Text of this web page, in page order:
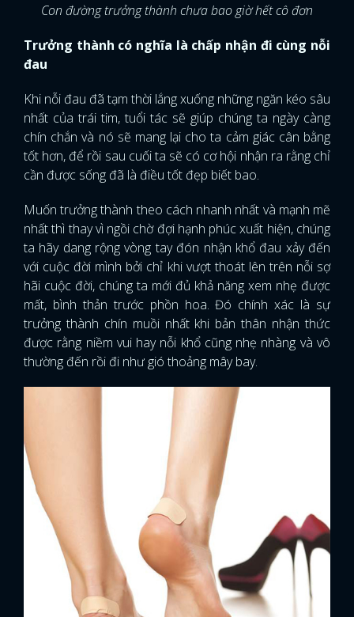
Con đường trưởng thành chưa bao giờ hết cô đơn
Trưởng thành có nghĩa là chấp nhận đi cùng nỗi
đau
Khi nỗi đau đã tạm thời lắng xuống những ngăn kéo sâu
nhất của trái tim, tuổi tác sẽ giúp chúng ta ngày càng
chín chắn và nó sẽ mang lại cho ta cảm giác cân bằng
tốt hơn, để rồi sau cuối ta sẽ có cơ hội nhận ra rằng chỉ
cần được sống đã là điều tốt đẹp biết bao.
Muốn trưởng thành theo cách nhanh nhất và mạnh mẽ
nhất thì thay vì ngồi chờ đợi hạnh phúc xuất hiện, chúng
ta hãy dang rộng vòng tay đón nhận khổ đau xảy đến
với cuộc đời mình bởi chỉ khi vượt thoát lên trên nỗi sợ
hãi cuộc đời, chúng ta mới đủ khả năng xem nhẹ được
mất, bình thản trước phồn hoa. Đó chính xác là sự
trưởng thành chín muồi nhất khi bản thân nhận thức
được rằng niềm vui hay nỗi khổ cũng nhẹ nhàng và vô
thường đến rồi đi như gió thoảng mây bay.